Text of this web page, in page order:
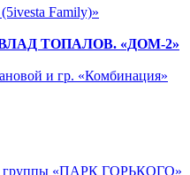
Family)»
ТОПАЛОВ. «ДОМ-2»
и гр. «Комбинация»
группы «ПАРК ГОРЬКОГО»